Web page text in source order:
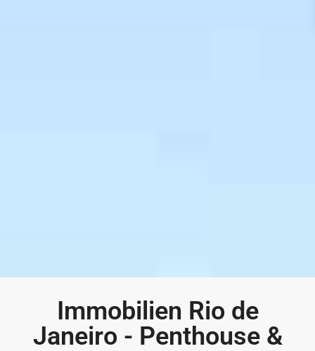
Immobilien Rio de
Janeiro - Penthouse &